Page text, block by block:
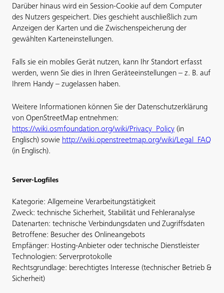
Darüber hinaus wird ein Session-Cookie auf dem Computer
des Nutzers gespeichert. Dies geschieht auschließlich zum
Anzeigen der Karten und die Zwischenspeicherung der
gewählten Karteneinstellungen.
Falls sie ein mobiles Gerät nutzen, kann Ihr Standort erfasst
werden, wenn Sie dies in Ihren Geräteeinstellungen – z. B. auf
Ihrem Handy – zugelassen haben.
Weitere Informationen können Sie der Datenschutzerklärung
von OpenStreetMap entnehmen:
https://wiki.osmfoundation.org/wiki/Privacy_Policy (in
Englisch) sowie http://wiki.openstreetmap.org/wiki/Legal_FAQ
(in Englisch).
Server-Logfiles
Kategorie: Allgemeine Verarbeitungstätigkeit
Zweck: technische Sicherheit, Stabilität und Fehleranalyse
Datenarten: technische Verbindungsdaten und Zugriffsdaten
Betroffene: Besucher des Onlineangebots
Empfänger: Hosting-Anbieter oder technische Dienstleister
Technologien: Serverprotokolle
Rechtsgrundlage: berechtigtes Interesse (technischer Betrieb &
Sicherheit)